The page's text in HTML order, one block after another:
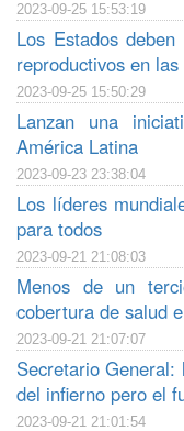
2023-09-25 15:53:19
Los Estados
reproductivos en
2023-09-25 15:50:29
Lanzan una
América Latina
2023-09-23 23:38:04
Los líderes
para todos
2023-09-21 21:08:03
Menos de un
cobertura de salud
2023-09-21 21:07:07
Secretario
del infierno pero el
2023-09-21 21:01:54